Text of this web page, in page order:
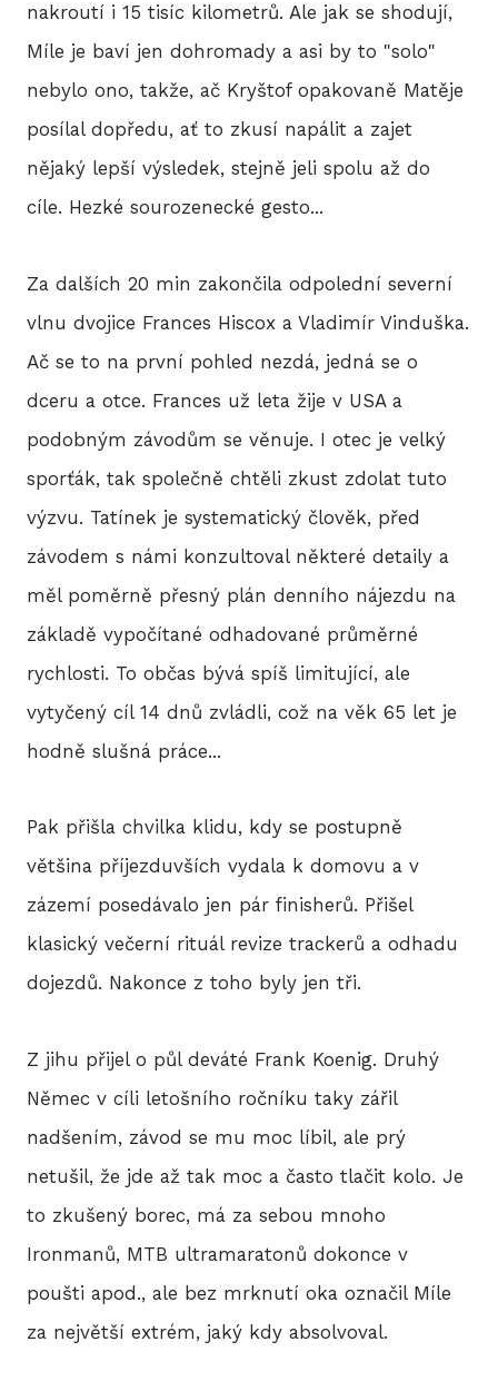
nakroutí i 15 tisíc kilometrů. Ale jak se shodují,
Míle je baví jen dohromady a asi by to "solo"
nebylo ono, takže, ač Kryštof opakovaně Matěje
posílal dopředu, ať to zkusí napálit a zajet
nějaký lepší výsledek, stejně jeli spolu až do
cíle. Hezké sourozenecké gesto...
Za dalších 20 min zakončila odpolední severní
vlnu dvojice Frances Hiscox a Vladimír Vinduška.
Ač se to na první pohled nezdá, jedná se o
dceru a otce. Frances už leta žije v USA a
podobným závodům se věnuje. I otec je velký
sporťák, tak společně chtěli zkust zdolat tuto
výzvu. Tatínek je systematický člověk, před
závodem s námi konzultoval některé detaily a
měl poměrně přesný plán denního nájezdu na
základě vypočítané odhadované průměrné
rychlosti. To občas bývá spíš limitující, ale
vytyčený cíl 14 dnů zvládli, což na věk 65 let je
hodně slušná práce...
Pak přišla chvilka klidu, kdy se postupně
většina příjezduvších vydala k domovu a v
zázemí posedávalo jen pár finisherů. Přišel
klasický večerní rituál revize trackerů a odhadu
dojezdů. Nakonce z toho byly jen tři.
Z jihu přijel o půl deváté Frank Koenig. Druhý
Němec v cíli letošního ročníku taky zářil
nadšením, závod se mu moc líbil, ale prý
netušil, že jde až tak moc a často tlačit kolo. Je
to zkušený borec, má za sebou mnoho
Ironmanů, MTB ultramaratonů dokonce v
poušti apod., ale bez mrknutí oka označil Míle
za největší extrém, jaký kdy absolvoval.